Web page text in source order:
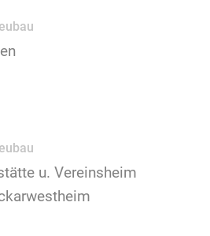
u. Vereinsheim